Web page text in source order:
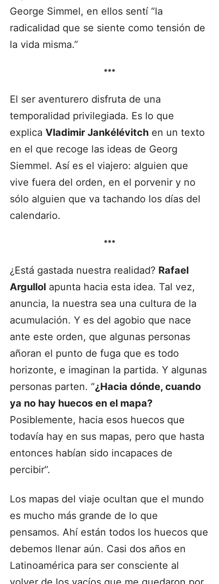
George Simmel, en ellos sentí “la
radicalidad que se siente como tensión de
la vida misma.”
***
El ser aventurero disfruta de una
temporalidad privilegiada. Es lo que
explica Vladimir Jankélévitch en un texto
en el que recoge las ideas de Georg
Siemmel. Así es el viajero: alguien que
vive fuera del orden, en el porvenir y no
sólo alguien que va tachando los días del
calendario.
***
¿Está gastada nuestra realidad? Rafael
Argullol apunta hacia esta idea. Tal vez,
anuncia, la nuestra sea una cultura de la
acumulación. Y es del agobio que nace
ante este orden, que algunas personas
añoran el punto de fuga que es todo
horizonte, e imaginan la partida. Y algunas
personas parten. “¿Hacia dónde, cuando
ya no hay huecos en el mapa?
Posiblemente, hacia esos huecos que
todavía hay en sus mapas, pero que hasta
entonces habían sido incapaces de
percibir”.
Los mapas del viaje ocultan que el mundo
es mucho más grande de lo que
pensamos. Ahí están todos los huecos que
debemos llenar aún. Casi dos años en
Latinoamérica para ser consciente al